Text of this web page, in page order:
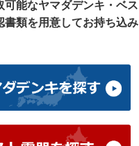
能なヤマダデンキ・ベス
書類を用意してお持ち込み